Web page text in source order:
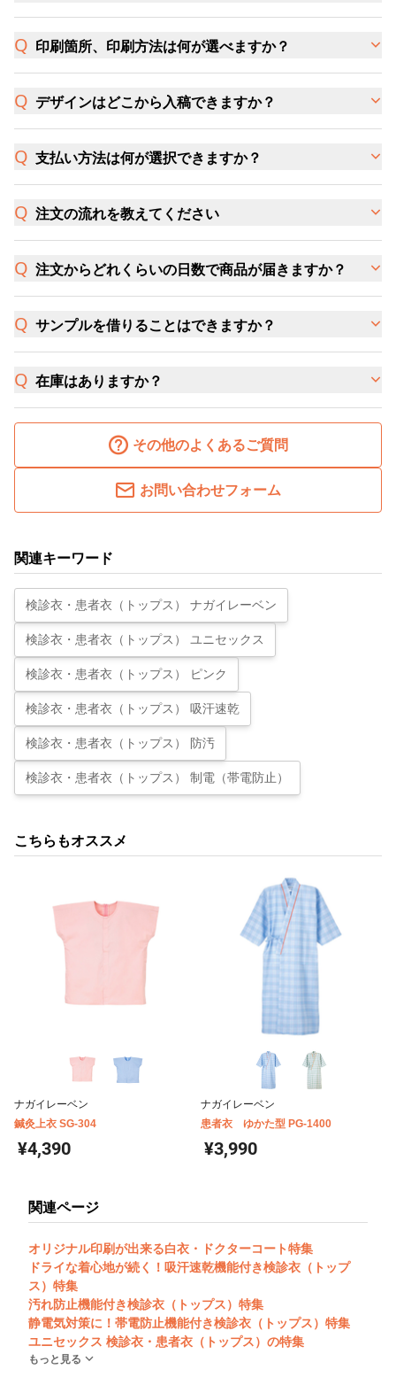
印刷箇所、印刷方法は何が選べますか？
デザインはどこから入稿できますか？
支払い方法は何が選択できますか？
注文の流れを教えてください
注文からどれくらいの日数で商品が届きますか？
サンプルを借りることはできますか？
在庫はありますか？
その他のよくあるご質問
お問い合わせフォーム
関連キーワード
検診衣・患者衣（トップス） ナガイレーベン
検診衣・患者衣（トップス） ユニセックス
検診衣・患者衣（トップス） ピンク
検診衣・患者衣（トップス） 吸汗速乾
検診衣・患者衣（トップス） 防汚
検診衣・患者衣（トップス） 制電（帯電防止）
こちらもオススメ
ナガイレーベン
鍼灸上衣 SG-304
¥4,390
ナガイレーベン
患者衣 ゆかた型 PG-1400
¥3,990
関連ページ
オリジナル印刷が出来る白衣・ドクターコート特集
ドライな着心地が続く！吸汗速乾機能付き検診衣（トップ
ス）特集
汚れ防止機能付き検診衣（トップス）特集
静電気対策に！帯電防止機能付き検診衣（トップス）特集
ユニセックス 検診衣・患者衣（トップス）の特集
もっと見る